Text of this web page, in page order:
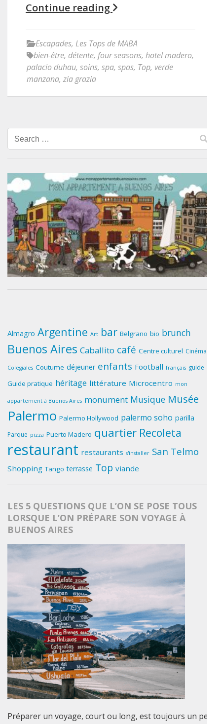
Continue reading
Escapades, Les Tops de MABA
bien-être, détente, four seasons, hotel madero,
palacio duhau, soins, spa, spas, Top, verde
manzana, zia grazia
Search
for:
Almagro Argentine Art bar Belgrano bio brunch
Buenos Aires Caballito café Centre culturel Cinéma
Colegiales Coutume déjeuner enfants Football français guide
Guide pratique héritage littérature Microcentro mon
appartement à Buenos Aires monument Musique Musée
Palermo Palermo Hollywood palermo soho parilla
Parque pizza Puerto Madero quartier Recoleta
restaurant restaurants s'installer San Telmo
Shopping Tango terrasse Top viande
LES 5 QUESTIONS QUE L’ON SE POSE TOUS
LORSQUE L’ON PRÉPARE SON VOYAGE À
BUENOS AIRES
Préparer un voyage, court ou long, est toujours un peu